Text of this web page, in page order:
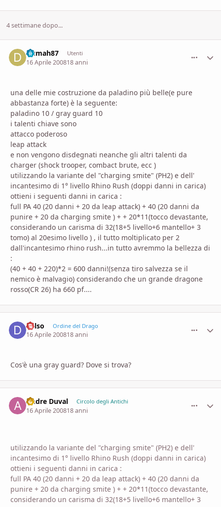
4 settimane dopo...
Dumah87 Utenti
16 Aprile 200818 anni
una delle mie costruzione da paladino più belle(e pure
abbastanza forte) è la seguente:
paladino 10 / gray guard 10
i talenti chiave sono
attacco poderoso
leap attack
e non vengono disdegnati neanche gli altri talenti da
charger (shock trooper, combact brute, ecc )
utilizzando la variante del "charging smite" (PH2) e dell'
incantesimo di 1° livello Rhino Rush (doppi danni in carica)
ottieni i seguenti danni in carica :
full PA 40 (20 danni + 20 da leap attack) + 40 (20 danni da
punire + 20 da charging smite ) + + 20*11(tocco devastante,
considerando un carisma di 32(18+5 livello+6 mantello+ 3
tomo) al 20esimo livello ) , il tutto moltiplicato per 2
dall'incantesimo rhino rush...in tutto avremmo la bellezza di
:
(40 + 40 + 220)*2 = 600 danni!(senza tiro salvezza se il
nemico è malvagio) considerando che un grande dragone
rosso(CR 26) ha 660 pf....
dalso Ordine del Drago
16 Aprile 200818 anni
Cos'è una gray guard? Dove si trova?
Andre Duval Circolo degli Antichi
16 Aprile 200818 anni
utilizzando la variante del "charging smite" (PH2) e dell'
incantesimo di 1° livello Rhino Rush (doppi danni in carica)
ottieni i seguenti danni in carica :
full PA 40 (20 danni + 20 da leap attack) + 40 (20 danni da
punire + 20 da charging smite ) + + 20*11(tocco devastante,
considerando un carisma di 32(18+5 livello+6 mantello+ 3